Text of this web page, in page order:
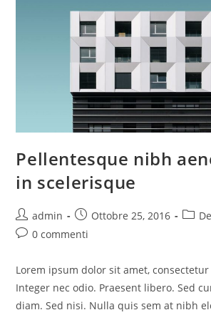
Pellentesque nibh
in scelerisque
Autore
dell'articolo:
admin
Articolo
pubblicato:
Ottobre 25, 2016
Commenti
0 commenti
Lorem ipsum dolor sit amet,
Integer nec odio. Praesent libero. Sed
diam. Sed nisi. Nulla quis sem at nibh